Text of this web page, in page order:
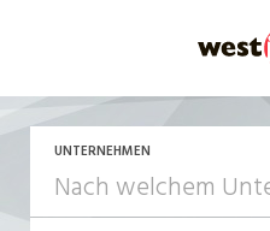
UNTERNEHMEN